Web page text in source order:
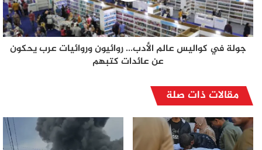
جولة في كواليس عالم الأدب... روائيون وروائيات عرب يحكون
عن عائدات كتبهم
مقالات ذات صلة